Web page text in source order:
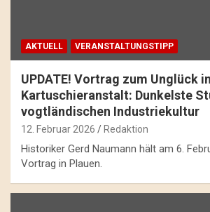
AKTUELL VERANSTALTUNGSTIPP
UPDATE! Vortrag zum Unglück
Kartuschieranstalt: Dunkelste
vogtländischen Industriekultur
12. Februar 2026 Redaktion
Historiker Gerd Naumann hält am 6.
Vortrag in Plauen.